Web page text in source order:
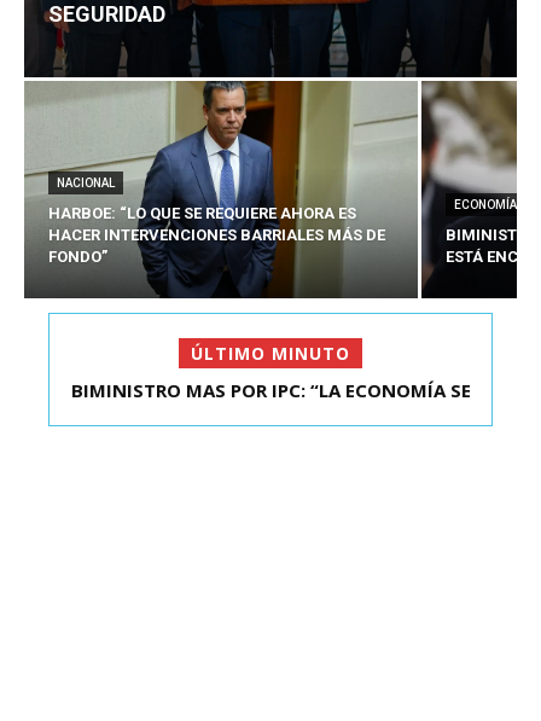
SEGURIDAD
NACIONAL
HARBOE: “LO QUE SE REQUIERE AHORA ES
HACER INTERVENCIONES BARRIALES MÁS DE
FONDO”
ECONOMÍA
BIMINISTRO
ESTÁ
ÚLTIMO MINUTO
BIMINISTRO MAS POR IPC: “LA ECONOMÍA SE